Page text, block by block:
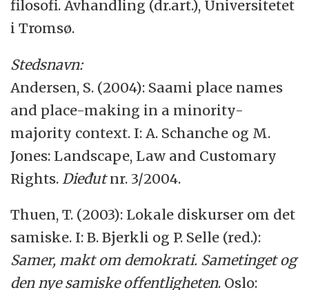
filosofi. Avhandling (dr.art.), Universitetet
i Tromsø.
Stedsnavn:
Andersen, S. (2004): Saami place names
and place-making in a minority-
majority context. I: A. Schanche og M.
Jones: Landscape, Law and Customary
Rights. Dieđutnr. 3/2004.
Thuen, T. (2003): Lokale diskurser om det
samiske. I: B. Bjerkli og P. Selle (red.):
Samer, makt om demokrati. Sametinget og
den nye samiske offentligheten. Oslo: